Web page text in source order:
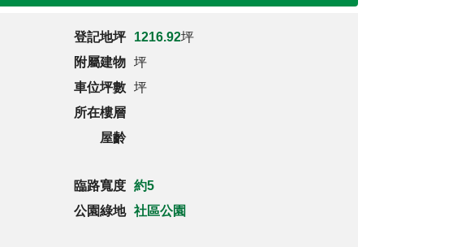
登記地坪 1216.92坪
附屬建物 坪
車位坪數 坪
所在樓層
屋齡
臨路寬度 約5
公園綠地 社區公園